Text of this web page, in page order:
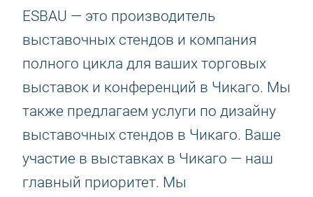
ESBAU — это производитель
выставочных стендов и компания
полного цикла для ваших торговых
выставок и конференций в Чикаго. Мы
также предлагаем услуги по дизайну
выставочных стендов в Чикаго. Ваше
участие в выставках в Чикаго — наш
главный приоритет. Мы